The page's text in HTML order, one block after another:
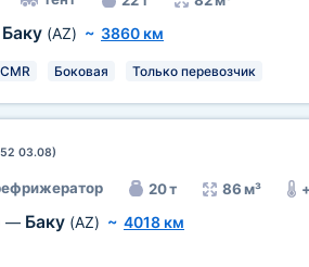
Баку (AZ) ~ 3860 км
CMR Боковая Только перевозчик
03.08)
20 т 86 м³
— Баку (AZ) ~ 4018 км